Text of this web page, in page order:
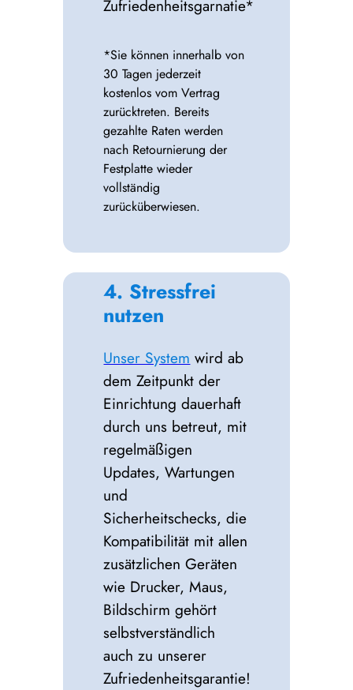
Zufriedenheitsgarnatie*
*Sie können innerhalb von
30 Tagen jederzeit
kostenlos vom Vertrag
zurücktreten. Bereits
gezahlte Raten werden
nach Retournierung der
Festplatte wieder
vollständig
zurücküberwiesen.
4. Stressfrei
nutzen
Unser System wird ab
dem Zeitpunkt der
Einrichtung dauerhaft
durch uns betreut, mit
regelmäßigen
Updates, Wartungen
und
Sicherheitschecks, die
Kompatibilität mit allen
zusätzlichen Geräten
wie Drucker, Maus,
Bildschirm gehört
selbstverständlich
auch zu unserer
Zufriedenheitsgarantie!